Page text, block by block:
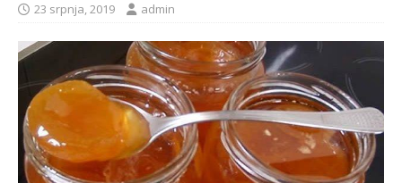
23 srpnja, 2019 admin